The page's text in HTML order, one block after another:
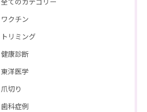
ワクチン
トリミング
健康診断
東洋医学
爪切り
歯科症例